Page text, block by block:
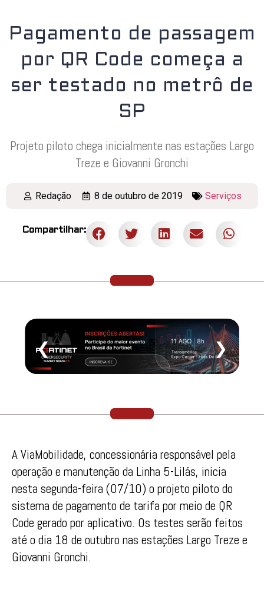
Pagamento de passagem
por QR Code começa a
ser testado no metrô de
SP
Projeto piloto chega inicialmente nas estações Largo
Treze e Giovanni Gronchi
Redação 8 de outubro de 2019 Serviços
Compartilhar:
❮ ❯
A ViaMobilidade, concessionária responsável pela
operação e manutenção da Linha 5-Lilás, inicia
nesta segunda-feira (07/10) o projeto piloto do
sistema de pagamento de tarifa por meio de QR
Code gerado por aplicativo. Os testes serão feitos
até o dia 18 de outubro nas estações Largo Treze e
Giovanni Gronchi.